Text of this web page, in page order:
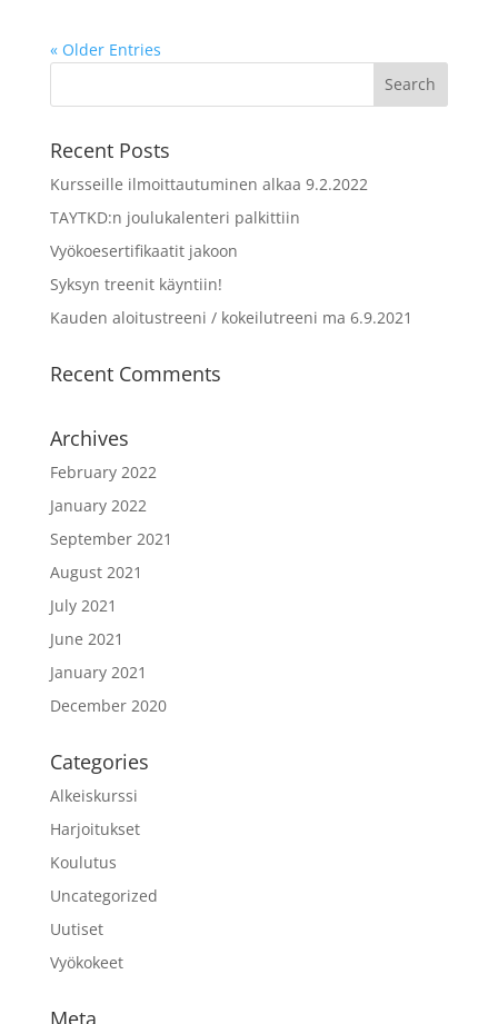
« Older Entries
Recent Posts
Kursseille ilmoittautuminen alkaa 9.2.2022
TAYTKD:n joulukalenteri palkittiin
Vyökoesertifikaatit jakoon
Syksyn treenit käyntiin!
Kauden aloitustreeni / kokeilutreeni ma 6.9.2021
Recent Comments
Archives
February 2022
January 2022
September 2021
August 2021
July 2021
June 2021
January 2021
December 2020
Categories
Alkeiskurssi
Harjoitukset
Koulutus
Uncategorized
Uutiset
Vyökokeet
Meta